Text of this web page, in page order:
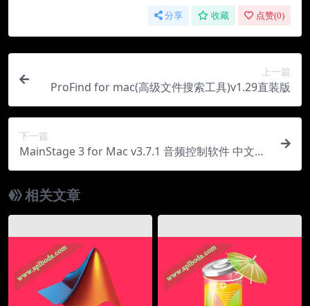
分享 收藏 点赞(0)
上一篇
ProFind for mac(高级文件搜索工具)v1.29直装版
下一篇
MainStage 3 for Mac v3.7.1 音频控制软件 中文破
解版下载
相关文章